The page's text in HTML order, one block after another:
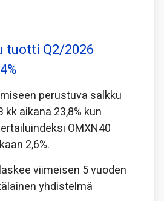
tuotti Q2/2026
perustuva salkku
aikana 23,8% kun
OMXN40
2,6%.
viimeisen 5 vuoden
yhdistelmä